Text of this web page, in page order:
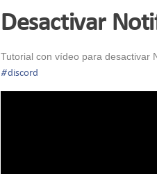
Desactivar
Tutorial con vídeo para desactivar
# discord